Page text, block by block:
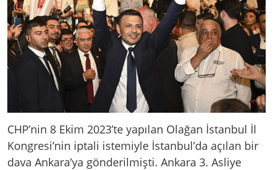
CHP’nin 8 Ekim 2023’te yapılan Olağan İstanbul İl
Kongresi’nin iptali istemiyle İstanbul’da açılan bir
dava Ankara’ya gönderilmişti. Ankara 3. Asliye